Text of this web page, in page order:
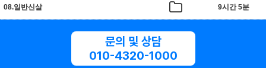
08.일반신살 9시간 5분
문의 및 상담
010-4320-1000